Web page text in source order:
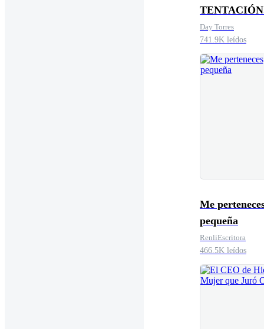
Engañada por
prometido de
hermana
Day Torres
741.9K leídos
Me
pequeña
RenliEscritora
466.5K leídos